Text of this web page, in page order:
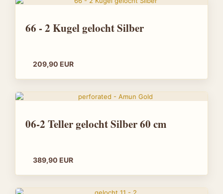
66 - 2 Kugel gelocht Silber
209,90 EUR
06-2 Teller gelocht Silber 60 cm
389,90 EUR